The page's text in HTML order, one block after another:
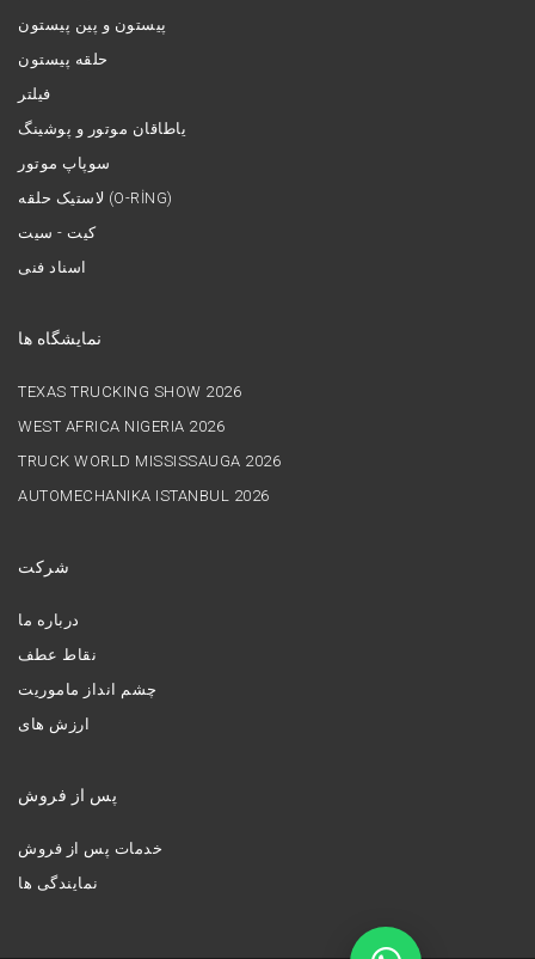
پیستون و پین پیستون
حلقه پیستون
فیلتر
یاطاقان موتور و پوشینگ
سوپاپ موتور
لاستیک حلقه (O-RİNG)
کیت - سیت
اسناد فنی
نمایشگاه ها
TEXAS TRUCKING SHOW 2026
WEST AFRICA NIGERIA 2026
TRUCK WORLD MISSISSAUGA 2026
AUTOMECHANIKA ISTANBUL 2026
شرکت
درباره ما
نقاط عطف
چشم انداز ماموریت
ارزش های
پس از فروش
خدمات پس از فروش
نمایندگی ها